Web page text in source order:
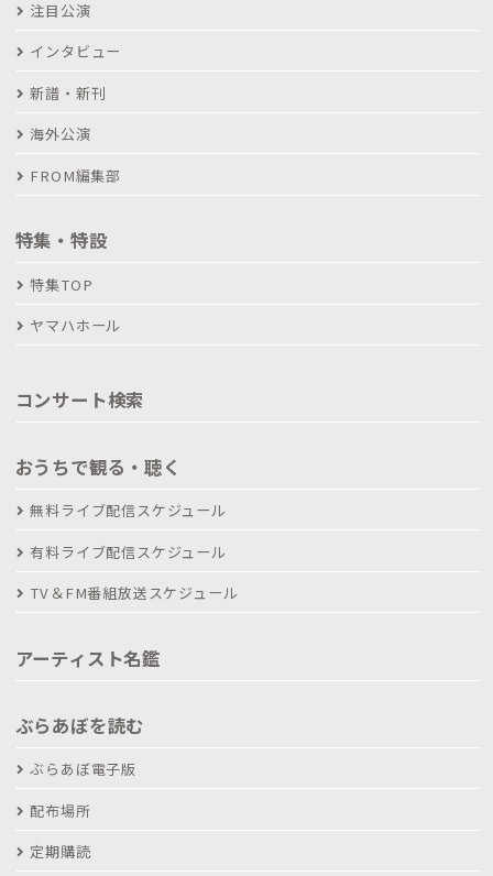
注目公演
インタビュー
新譜・新刊
海外公演
FROM編集部
特集・特設
特集TOP
ヤマハホール
コンサート検索
おうちで観る・聴く
無料ライブ配信スケジュール
有料ライブ配信スケジュール
TV＆FM番組放送スケジュール
アーティスト名鑑
ぶらあぼを読む
ぶらあぼ電子版
配布場所
定期購読